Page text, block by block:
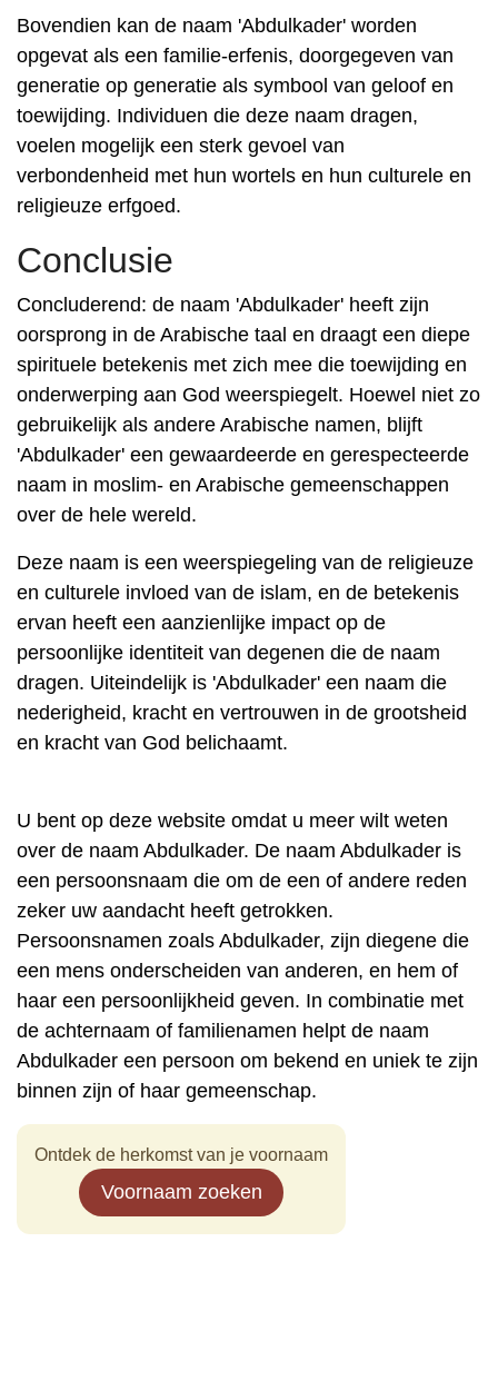
Bovendien kan de naam 'Abdulkader' worden
opgevat als een familie-erfenis, doorgegeven van
generatie op generatie als symbool van geloof en
toewijding. Individuen die deze naam dragen,
voelen mogelijk een sterk gevoel van
verbondenheid met hun wortels en hun culturele en
religieuze erfgoed.
Conclusie
Concluderend: de naam 'Abdulkader' heeft zijn
oorsprong in de Arabische taal en draagt ​​een diepe
spirituele betekenis met zich mee die toewijding en
onderwerping aan God weerspiegelt. Hoewel niet zo
gebruikelijk als andere Arabische namen, blijft
'Abdulkader' een gewaardeerde en gerespecteerde
naam in moslim- en Arabische gemeenschappen
over de hele wereld.
Deze naam is een weerspiegeling van de religieuze
en culturele invloed van de islam, en de betekenis
ervan heeft een aanzienlijke impact op de
persoonlijke identiteit van degenen die de naam
dragen. Uiteindelijk is 'Abdulkader' een naam die
nederigheid, kracht en vertrouwen in de grootsheid
en kracht van God belichaamt.
U bent op deze website omdat u meer wilt weten
over de naam Abdulkader. De naam Abdulkader is
een persoonsnaam die om de een of andere reden
zeker uw aandacht heeft getrokken.
Persoonsnamen zoals Abdulkader, zijn diegene die
een mens onderscheiden van anderen, en hem of
haar een persoonlijkheid geven. In combinatie met
de achternaam of familienamen helpt de naam
Abdulkader een persoon om bekend en uniek te zijn
binnen zijn of haar gemeenschap.
Ontdek de herkomst van je voornaam
Voornaam zoeken